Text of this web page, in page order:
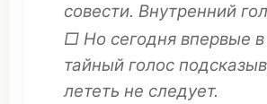
совести. Внутренний
□ Но сегодня впервые
тайный голос
лететь не следует.